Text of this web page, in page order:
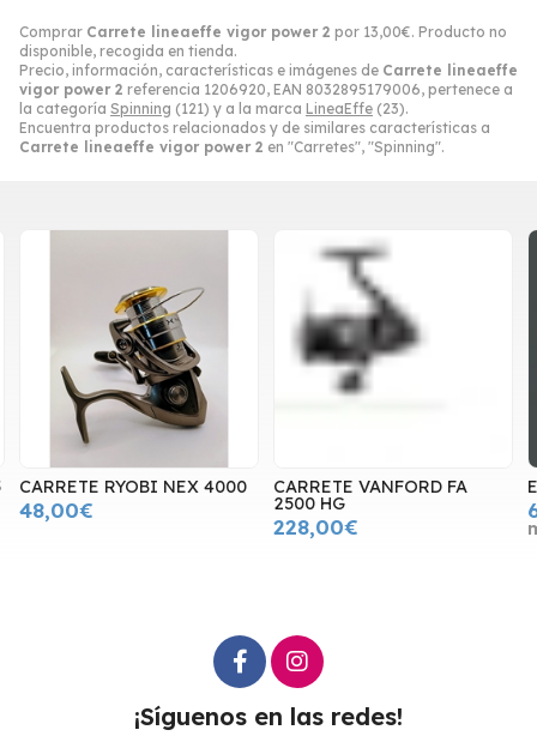
Comprar Carrete lineaeffe vigor power 2 por 13,00€. Producto no
disponible, recogida en tienda.
Precio, información, características e imágenes de Carrete lineaeffe
vigor power 2 referencia 1206920, EAN 8032895179006, pertenece a
la categoría Spinning (121) y a la marca LineaEffe (23).
Encuentra productos relacionados y de similares características a
Carrete lineaeffe vigor power 2 en "Carretes", "Spinning".
CARRETE RYOBI NEX 4000
48,00€
CARRETE VANFORD FA
2500 HG
228,00€
¡Síguenos en las redes!